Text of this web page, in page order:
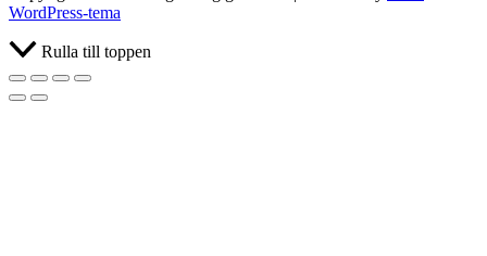
WordPress-tema
Rulla till toppen